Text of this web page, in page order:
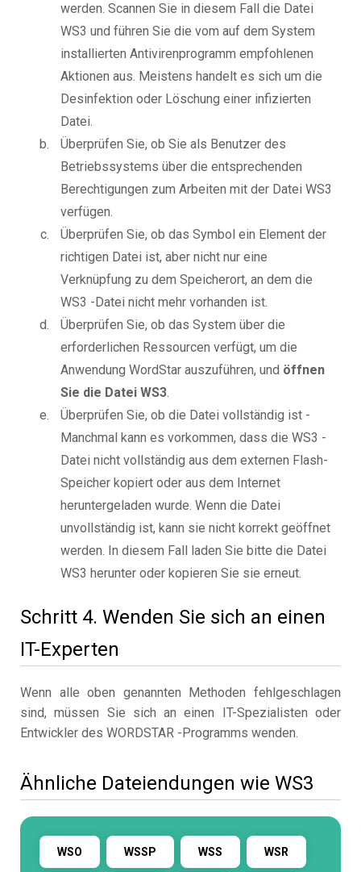
werden. Scannen Sie in diesem Fall die Datei
WS3 und führen Sie die vom auf dem System
installierten Antivirenprogramm empfohlenen
Aktionen aus. Meistens handelt es sich um die
Desinfektion oder Löschung einer infizierten
Datei.
Überprüfen Sie, ob Sie als Benutzer des
Betriebssystems über die entsprechenden
Berechtigungen zum Arbeiten mit der Datei WS3
verfügen.
Überprüfen Sie, ob das Symbol ein Element der
richtigen Datei ist, aber nicht nur eine
Verknüpfung zu dem Speicherort, an dem die
WS3 -Datei nicht mehr vorhanden ist.
Überprüfen Sie, ob das System über die
erforderlichen Ressourcen verfügt, um die
Anwendung WordStar auszuführen, und öffnen
Sie die Datei WS3.
Überprüfen Sie, ob die Datei vollständig ist -
Manchmal kann es vorkommen, dass die WS3 -
Datei nicht vollständig aus dem externen Flash-
Speicher kopiert oder aus dem Internet
heruntergeladen wurde. Wenn die Datei
unvollständig ist, kann sie nicht korrekt geöffnet
werden. In diesem Fall laden Sie bitte die Datei
WS3 herunter oder kopieren Sie sie erneut.
Schritt 4. Wenden Sie sich an einen
IT-Experten
Wenn alle oben genannten Methoden fehlgeschlagen
sind, müssen Sie sich an einen IT-Spezialisten oder
Entwickler des WORDSTAR -Programms wenden.
Ähnliche Dateiendungen wie WS3
WSO WSSP WSS WSR